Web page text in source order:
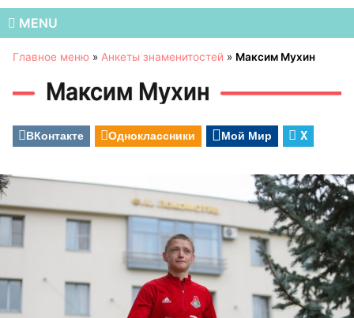
MENU
Главное меню » Анкеты знаменитостей » Максим Мухин
Максим Мухин
ВКонтакте Одноклассники Мой Мир X